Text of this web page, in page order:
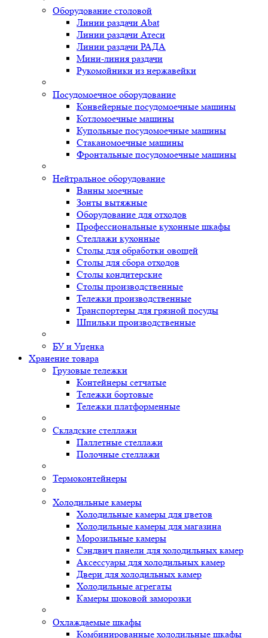
Оборудование столовой
Линии раздачи Abat
Линии раздачи Атеси
Линии раздачи РАДА
Мини-линия раздачи
Рукомойники из нержавейки
Посудомоечное оборудование
Конвейерные посудомоечные машины
Котломоечные машины
Купольные посудомоечные машины
Стаканомоечные машины
Фронтальные посудомоечные машины
Нейтральное оборудование
Ванны моечные
Зонты вытяжные
Оборудование для отходов
Профессиональные кухонные шкафы
Стеллажи кухонные
Столы для обработки овощей
Столы для сбора отходов
Столы кондитерские
Столы производственные
Тележки производственные
Транспортеры для грязной посуды
Шпильки производственные
БУ и Уценка
Хранение товара
Грузовые тележки
Контейнеры сетчатые
Тележки бортовые
Тележки платформенные
Складские стеллажи
Паллетные стеллажи
Полочные стеллажи
Термоконтейнеры
Холодильные камеры
Холодильные камеры для цветов
Холодильные камеры для магазина
Морозильные камеры
Сэндвич панели для холодильных камер
Аксессуары для холодильных камер
Двери для холодильных камер
Холодильные агрегаты
Камеры шоковой заморозки
Охлаждаемые шкафы
Комбинированные холодильные шкафы